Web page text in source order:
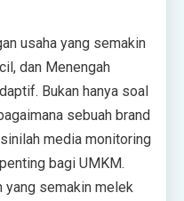
usaha yang semakin
dan Menengah
Bukan hanya soal
sebuah brand
media monitoring
bagi UMKM.
yang semakin melek